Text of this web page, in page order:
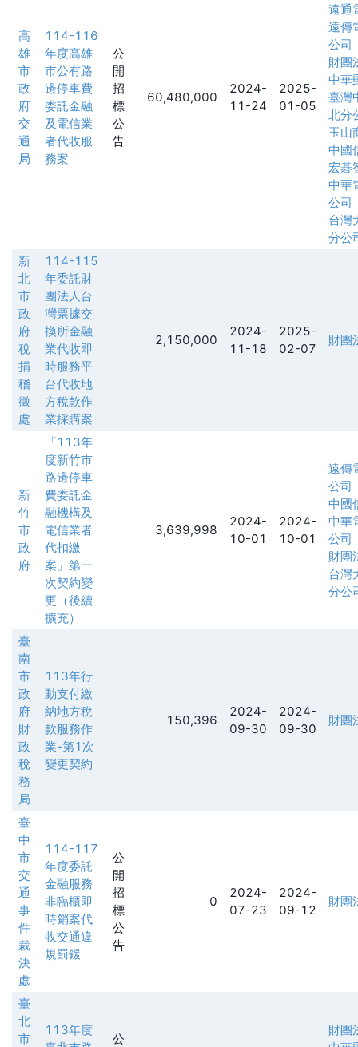
高
雄
市
政
府
交
通
局
114-116
年度高雄
市公有路
邊停車費
委託金融
及電信業
者代收服
務案
公
開
招
標
公
告
60,480,000
2024-
11-24
2025-
01-05
遠通
遠傳
公司
財團
中華
臺灣
北分
玉山
中國
宏碁
中華
公司
台灣
分公
新
北
市
政
府
稅
捐
稽
徵
處
114-115
年委託財
團法人台
灣票據交
換所金融
業代收即
時服務平
台代收地
方稅款作
業採購案
2,150,000
2024-
11-18
2025-
02-07
財團
新
竹
市
政
府
「113年
度新竹市
路邊停車
費委託金
融機構及
電信業者
代扣繳
案」第一
次契約變
更（後續
擴充）
3,639,998
2024-
10-01
2024-
10-01
遠傳
公司
中國
中華
公司
財團
台灣
分公
臺
南
市
政
府
財
政
稅
務
局
113年行
動支付繳
納地方稅
款服務作
業-第1次
變更契約
150,396
2024-
09-30
2024-
09-30
財團
臺
中
市
交
通
事
件
裁
決
處
114-117
年度委託
金融服務
非臨櫃即
時銷案代
收交通違
規罰鍰
公
開
招
標
公
告
0
2024-
07-23
2024-
09-12
財團
臺
北
市
113年度
公
財團